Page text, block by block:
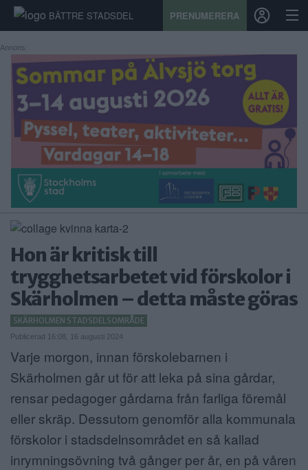
BÄTTRE STADSDEL PRENUMERERA
START
STADSDEL
PRENUMERATION
SPORT
ÅSIKTER
KALENDER
KONTAKT
SAMARBETEN
ANNONSERA
NÄRINGSLIV
Annons:
Hon är kritisk till
trygghetsarbetet vid förskolor i
Skärholmen – detta måste göras
SKÄRHOLMEN STADSDELSOMRÅDE
Publicerad 16:08, 16 augusti 2024
Varje morgon, innan förskolebarnen i
Skärholmen går ut för att leka på sina gårdar,
rensar pedagoger gårdarna från farliga föremål
eller skräp. Dessutom genomför alla kommunala
förskolor i stadsdelnsområdet en så kallad
inrymningsövning två gånger per år, en på våren